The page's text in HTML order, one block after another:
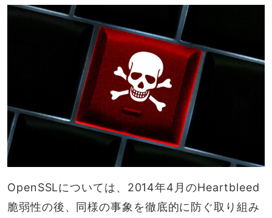
OpenSSLについては、2014年4月のHeartbleed
脆弱性の後、同様の事象を徹底的に防ぐ取り組み